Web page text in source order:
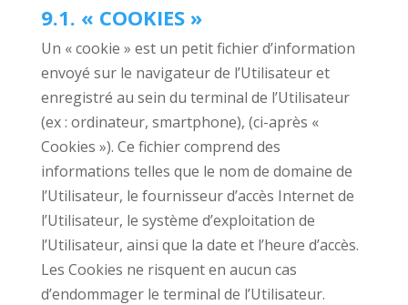
9.1. « COOKIES »
Un « cookie » est un petit fichier d’information
envoyé sur le navigateur de l’Utilisateur et
enregistré au sein du terminal de l’Utilisateur
(ex : ordinateur, smartphone), (ci-après «
Cookies »). Ce fichier comprend des
informations telles que le nom de domaine de
l’Utilisateur, le fournisseur d’accès Internet de
l’Utilisateur, le système d’exploitation de
l’Utilisateur, ainsi que la date et l’heure d’accès.
Les Cookies ne risquent en aucun cas
d’endommager le terminal de l’Utilisateur.